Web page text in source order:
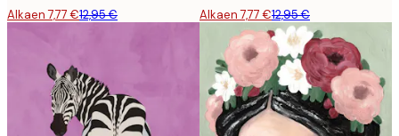
Alkaen 7,77 €12,95 € Alkaen 7,77 €12,95 €